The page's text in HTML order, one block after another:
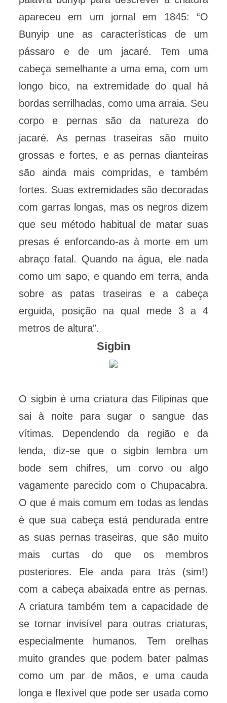
apareceu em um jornal em 1845: “O
Bunyip une as características de um
pássaro e de um jacaré. Tem uma
cabeça semelhante a uma ema, com um
longo bico, na extremidade do qual há
bordas serrilhadas, como uma arraia. Seu
corpo e pernas são da natureza do
jacaré. As pernas traseiras são muito
grossas e fortes, e as pernas dianteiras
são ainda mais compridas, e também
fortes. Suas extremidades são decoradas
com garras longas, mas os negros dizem
que seu método habitual de matar suas
presas é enforcando-as à morte em um
abraço fatal. Quando na água, ele nada
como um sapo, e quando em terra, anda
sobre as patas traseiras e a cabeça
erguida, posição na qual mede 3 a 4
metros de altura”.
Sigbin
O sigbin é uma criatura das Filipinas que
sai à noite para sugar o sangue das
vítimas. Dependendo da região e da
lenda, diz-se que o sigbin lembra um
bode sem chifres, um corvo ou algo
vagamente parecido com o Chupacabra.
O que é mais comum em todas as lendas
é que sua cabeça está pendurada entre
as suas pernas traseiras, que são muito
mais curtas do que os membros
posteriores. Ele anda para trás (sim!)
com a cabeça abaixada entre as pernas.
A criatura também tem a capacidade de
se tornar invisível para outras criaturas,
especialmente humanos. Tem orelhas
muito grandes que podem bater palmas
como um par de mãos, e uma cauda
longa e flexível que pode ser usada como